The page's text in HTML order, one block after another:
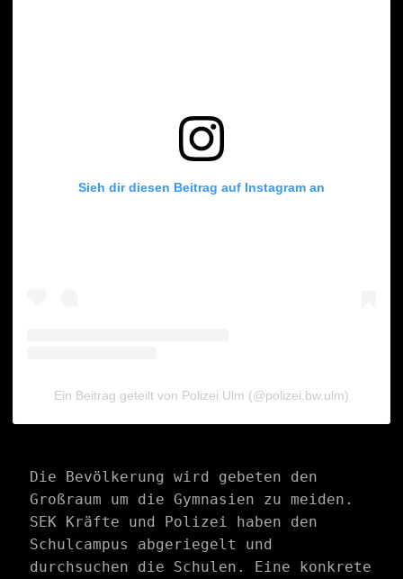
Sieh dir diesen Beitrag auf Instagram an
Ein Beitrag geteilt von Polizei Ulm (@polizei.bw.ulm)
Die Bevölkerung wird gebeten den
Großraum um die Gymnasien zu meiden.
SEK Kräfte und Polizei haben den
Schulcampus abgeriegelt und
durchsuchen die Schulen. Eine konkrete